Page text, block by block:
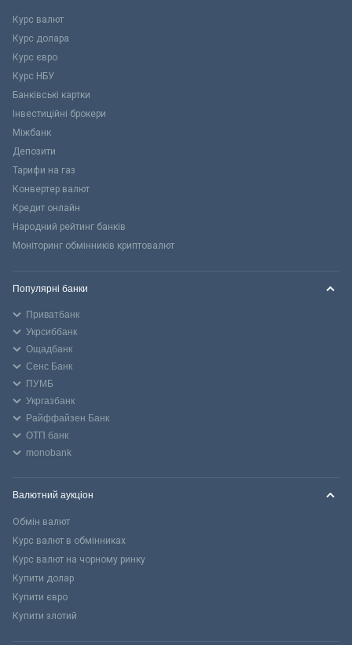
Курс валют
Курс долара
Курс євро
Курс НБУ
Банківські картки
Інвестиційні брокери
Міжбанк
Депозити
Тарифи на газ
Конвертер валют
Кредит онлайн
Народний рейтинг банків
Моніторинг обмінників криптовалют
Популярні банки
Приватбанк
Укрсиббанк
Ощадбанк
Сенс Банк
ПУМБ
Укргазбанк
Райффайзен Банк
ОТП банк
monobank
Валютний аукціон
Обмін валют
Курс валют в обмінниках
Курс валют на чорному ринку
Купити долар
Купити євро
Купити злотий